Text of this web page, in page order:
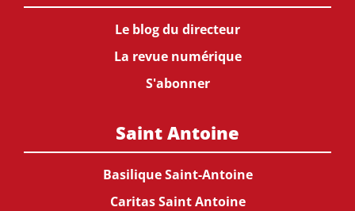
Le blog du directeur
La revue numérique
S'abonner
Saint Antoine
Basilique Saint-Antoine
Caritas Saint Antoine